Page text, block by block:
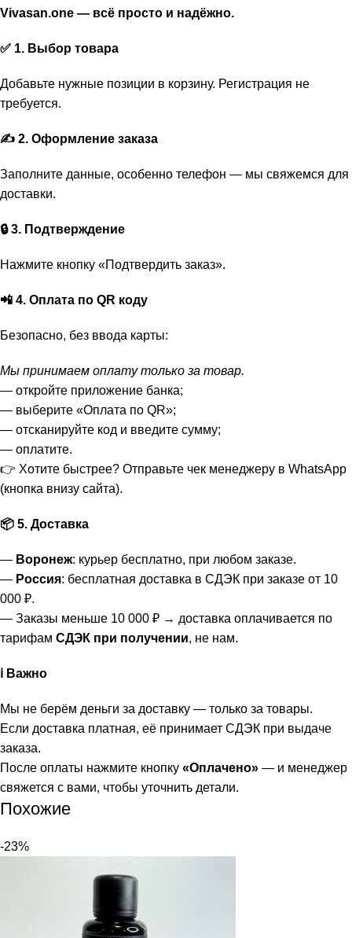
Vivasan.one — всё просто и надёжно.
✅ 1. Выбор товара
Добавьте нужные позиции в корзину. Регистрация не
требуется.
✍️ 2. Оформление заказа
Заполните данные, особенно телефон — мы свяжемся для
доставки.
🔒 3. Подтверждение
Нажмите кнопку «Подтвердить заказ».
📲 4. Оплата по QR коду
Безопасно, без ввода карты:
Мы принимаем оплату только за товар.
— откройте приложение банка;
— выберите «Оплата по QR»;
— отсканируйте код и введите сумму;
— оплатите.
👉 Хотите быстрее? Отправьте чек менеджеру в WhatsApp
(кнопка внизу сайта).
📦 5. Доставка
— Воронеж: курьер бесплатно, при любом заказе.
— Россия: бесплатная доставка в СДЭК при заказе от 10
000 ₽.
— Заказы меньше 10 000 ₽ → доставка оплачивается по
тарифам СДЭК при получении, не нам.
ℹ️ Важно
Мы не берём деньги за доставку — только за товары.
Если доставка платная, её принимает СДЭК при выдаче
заказа.
После оплаты нажмите кнопку «Оплачено» — и менеджер
свяжется с вами, чтобы уточнить детали.
Похожие
-23%